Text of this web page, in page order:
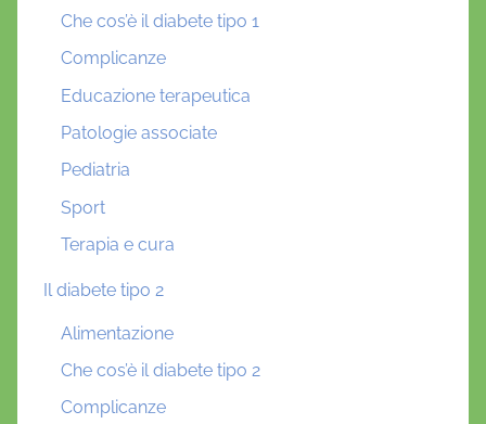
Che cos’è il diabete tipo 1
Complicanze
Educazione terapeutica
Patologie associate
Pediatria
Sport
Terapia e cura
Il diabete tipo 2
Alimentazione
Che cos’è il diabete tipo 2
Complicanze